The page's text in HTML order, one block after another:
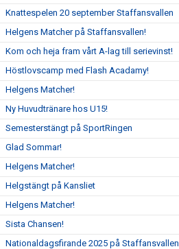
Knattespelen 20 september Staffansvallen
Helgens Matcher på Staffansvallen!
Kom och heja fram vårt A-lag till serievinst!
Höstlovscamp med Flash Acadamy!
Helgens Matcher!
Ny Huvudtränare hos U15!
Semesterstängt på SportRingen
Glad Sommar!
Helgens Matcher!
Helgstängt på Kansliet
Helgens Matcher!
Sista Chansen!
Nationaldagsfirande 2025 på Staffansvallen